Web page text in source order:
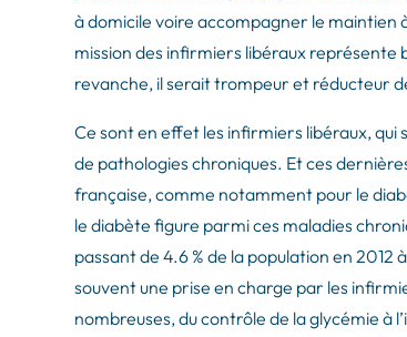
à domicile voire accompagner le maintien
mission des infirmiers libéraux représente
revanche, il serait trompeur et réducteur
Ce sont en effet les infirmiers libéraux,
de pathologies chroniques. Et ces
française, comme notamment pour le
le diabète figure parmi ces maladies
passant de 4.6 % de la population en 2012
souvent une prise en charge par les
nombreuses, du contrôle de la glycémie à